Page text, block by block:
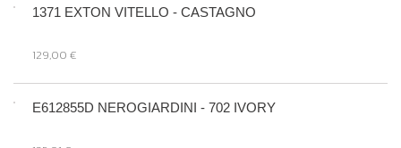
1371 EXTON VITELLO - CASTAGNO
129,00 €
E612855D NEROGIARDINI - 702 IVORY